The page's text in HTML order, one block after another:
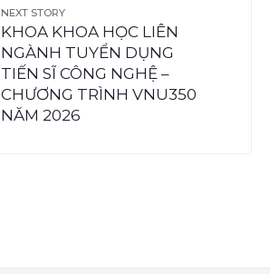
NEXT STORY
KHOA KHOA HỌC LIÊN
NGÀNH TUYỂN DỤNG
TIẾN SĨ CÔNG NGHỆ –
CHƯƠNG TRÌNH VNU350
NĂM 2026